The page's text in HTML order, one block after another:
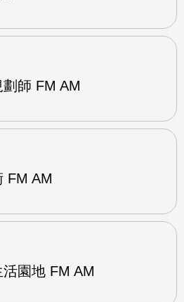
師 FM AM
FM AM
園地 FM AM